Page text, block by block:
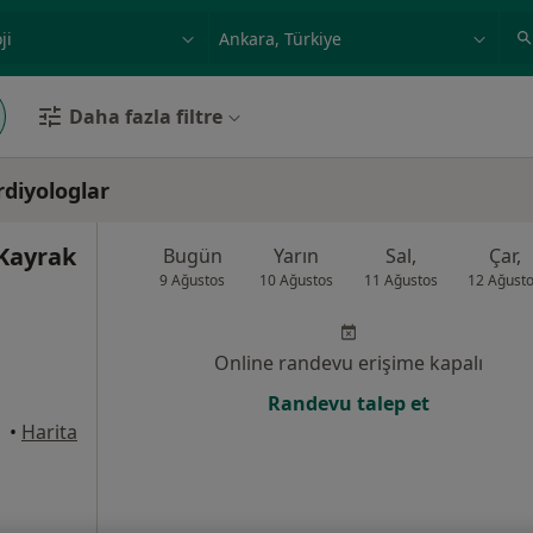
Daha fazla filtre
• Harita
Bugün
9 Ağustos
Yarın
10 Ağustos
Sal,
11 Ağustos
Çar,
12
Online randevu erişime kapalı
Randevu talep et